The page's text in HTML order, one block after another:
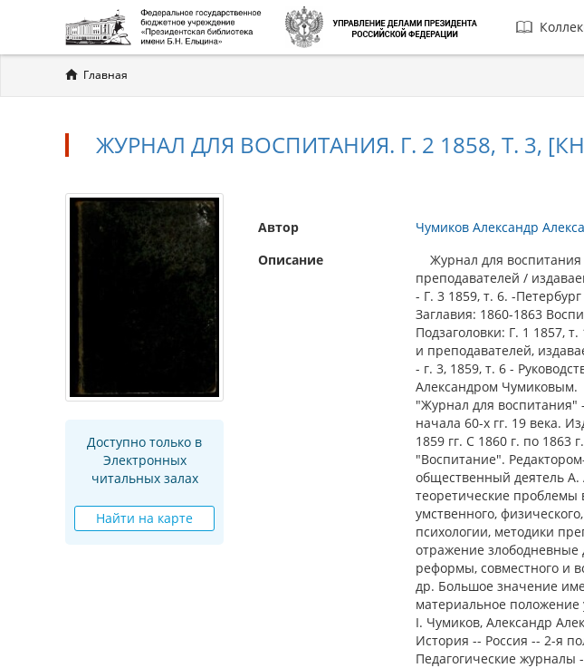
Вы
здесь
Главная
ЖУРНАЛ ДЛЯ ВОСПИТАНИЯ. Г. 2 1858, Т. 3,
Доступно только в
Электронных
читальных залах
Найти на карте
Автор
Чумиков Александр
Описание
Журнал для воспитания
преподавателей /
- Г. 3 1859, т. 6. -
Заглавия: 1860-1863
Подзаголовки: Г. 1 1857,
и преподавателей,
- г. 3, 1859, т. 6 -
Александром Чумиковым.
"Журнал для воспитания"
начала 60-х гг. 19 века.
1859 гг. С 1860 г. по 1863
"Воспитание".
общественный деятель
теоретические проблемы
умственного,
психологии, методики
отражение
реформы, совместного и
др. Большое значение
материальное положение
I. Чумиков, Александр
История -- Россия -- 2-я
Педагогические журналы